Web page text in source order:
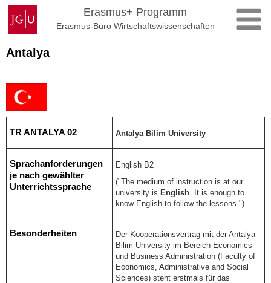
Zum
Inhalt
springen
Johannes
Gutenberg-
Universität
Mainz
Erasmus+ Programm
Erasmus-Büro Wirtschaftswissenschaften
Antalya
TR ANTALYA 02 Antalya Bilim University
Sprachanforderungen
je nach gewählter
Unterrichtssprache
English B2
("The medium of instruction is at our
university isEnglish . It is enough to
know English to follow the lessons.")
Besonderheiten
Der Kooperationsvertrag mit der Antalya
Bilim University im Bereich Economics
und Business Administration (Faculty of
Economics, Administrative and Social
Sciences) steht erstmals für das